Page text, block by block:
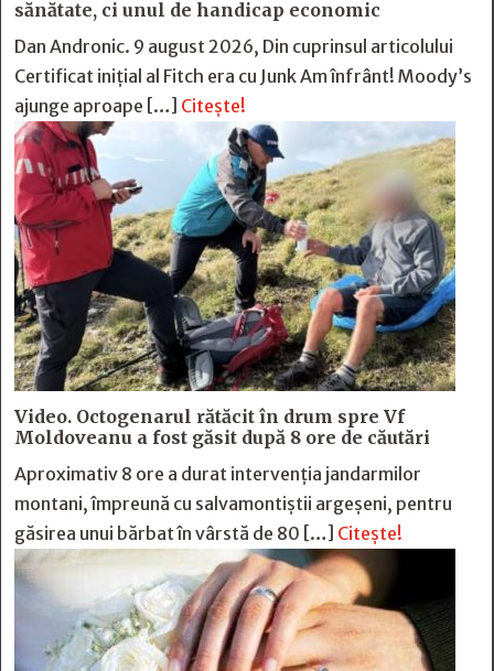
sănătate, ci unul de handicap economic
Dan Andronic. 9 august 2026, Din cuprinsul articolului
Certificat inițial al Fitch era cu Junk Am înfrânt! Moody’s
ajunge aproape […] Citește!
Video. Octogenarul rătăcit în drum spre Vf
Moldoveanu a fost găsit după 8 ore de căutări
Aproximativ 8 ore a durat intervenția jandarmilor
montani, împreună cu salvamontiștii argeșeni, pentru
găsirea unui bărbat în vârstă de 80 […] Citește!